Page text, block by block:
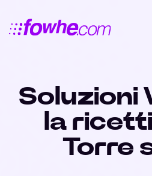
Soluzioni
la
Torre